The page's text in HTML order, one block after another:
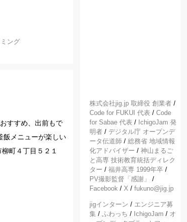
ング
すすめ、出前もで
飯メニューが楽しい
町４丁目５２１
株式会社jig.jp 取締役 創業者 /
Code for FUKUI 代表 / Code
for Sabae 代表 / IchigoJam 発
明者 / デジタル庁 オープンデ
ータ伝道師 / 総務省 地域情報
化アドバイザー / 神山まるご
と高専 技術教育統括ディレク
ター / 福井高専 1999年卒 /
PV撮影監督「感謝」
/
Facebook / X / fukuno@jig.jp
jigインターン / エンジニア募
集 / ふわっち / IchigoJam / オ